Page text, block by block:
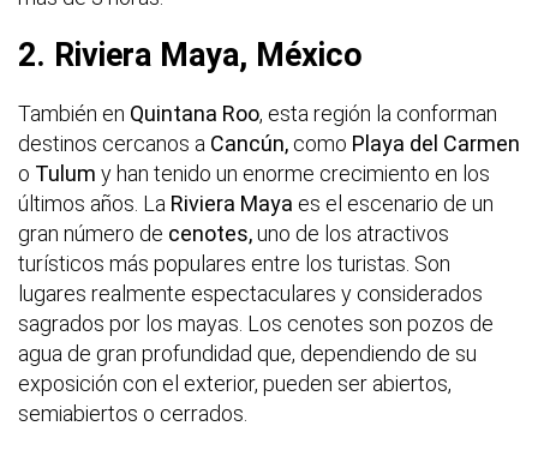
2. Riviera Maya, México
También en Quintana Roo, esta región la conforman
destinos cercanos a Cancún, como Playa del Carmen
o Tulum y han tenido un enorme crecimiento en los
últimos años. La Riviera Maya es el escenario de un
gran número de cenotes,uno de los atractivos
turísticos más populares entre los turistas. Son
lugares realmente espectaculares y considerados
sagrados por los mayas. Los cenotes son pozos de
agua de gran profundidad que, dependiendo de su
exposición con el exterior, pueden ser abiertos,
semiabiertos o cerrados.